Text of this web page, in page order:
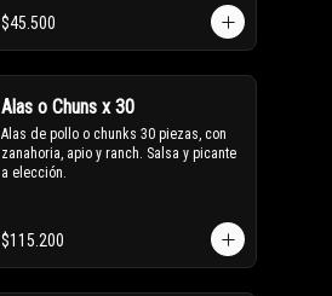
$45.500
Alas o Chuns x 30
Alas de pollo o chunks 30 piezas, con
zanahoria, apio y ranch. Salsa y picante
a elección.
$115.200